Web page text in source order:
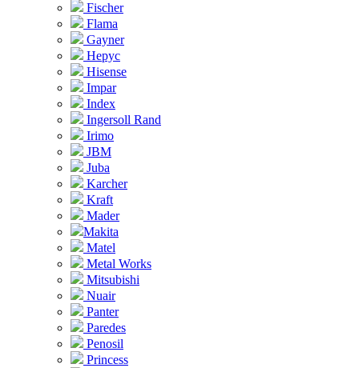
Fischer
Flama
Gayner
Hepyc
Hisense
Impar
Index
Ingersoll Rand
Irimo
JBM
Juba
Karcher
Kraft
Mader
Makita
Matel
Metal Works
Mitsubishi
Nuair
Panter
Paredes
Penosil
Princess